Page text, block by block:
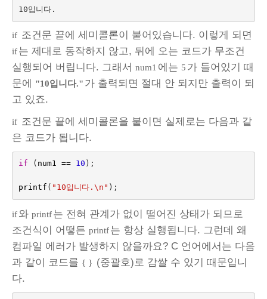
10입니다.
if 조건문 끝에 세미콜론이 붙어있습니다. 이렇게 되면
if는 제대로 동작하지 않고, 뒤에 오는 코드가 무조건
실행되어 버립니다. 그래서 num1 에는 5 가 들어있기 때
문에 "10입니다." 가 출력되면 절대 안 되지만 출력이 되
고 있죠.
if 조건문 끝에 세미콜론을 붙이면 실제로는 다음과 같
은 코드가 됩니다.
if ( num1 == 10 );
printf ( "10입니다. \n " );
if와 printf는 전혀 관계가 없이 떨어진 상태가 되므로
조건식이 어떻든 printf는 항상 실행됩니다. 그런데 왜
컴파일 에러가 발생하지 않을까요? C 언어에서는 다음
과 같이 코드를 { } (중괄호)로 감쌀 수 있기 때문입니
다.